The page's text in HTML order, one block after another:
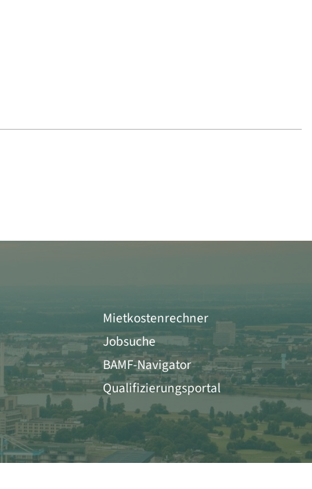
Mietkostenrechner
Jobsuche
BAMF-Navigator
Qualifizierungsportal